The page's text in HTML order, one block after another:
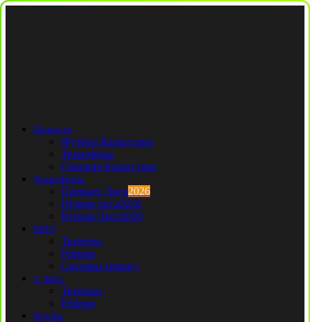
Новости
Футбол Казахстана
Трансферы
Сборная Казахстана
Трансферы
Премьер Лига2026
Первая лига2026
Вторая Лига2026
КПЛ
Тренеры
Рефери
Составы команд
1 Лига
Тренеры
Рефери
Клубы